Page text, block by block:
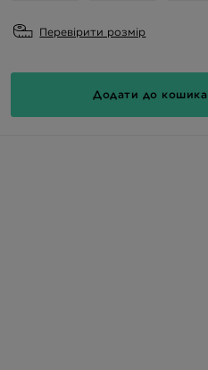
Перевірити розмір
Додати до кошика